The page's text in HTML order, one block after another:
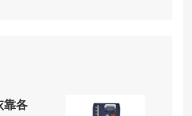
靠各